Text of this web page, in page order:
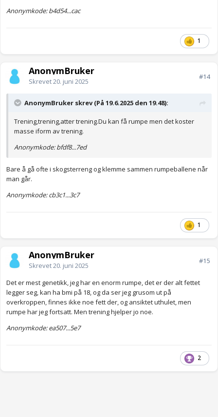
Anonymkode: b4d54...cac
1
AnonymBruker
Skrevet20. juni 2025
#14
AnonymBruker skrev (På 19.6.2025 den 19.48):
Trening,trening,atter trening.Du kan få rumpe men det koster
masse iform av trening.
Anonymkode: bfdf8...7ed
Bare å gå ofte i skogsterreng og klemme sammen rumpeballene når
man går.
Anonymkode: cb3c1...3c7
1
AnonymBruker
Skrevet20. juni 2025
#15
Det er mest genetikk, jeg har en enorm rumpe, det er der alt fettet
legger seg, kan ha bmi på 18, og da ser jeg grusom ut på
overkroppen, finnes ikke noe fett der, og ansiktet uthulet, men
rumpe har jeg fortsatt. Men trening hjelper jo noe.
Anonymkode: ea507...5e7
2